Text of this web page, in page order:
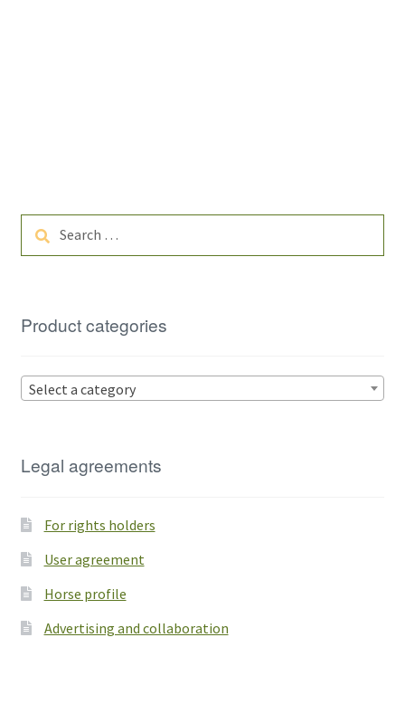
for:
Product categories
Select a category
Legal agreements
For rights holders
User agreement
Horse profile
Advertising and collaboration